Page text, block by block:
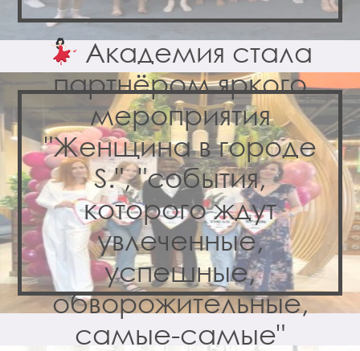
Академия стала
партнёром яркого
мероприятия
"Женщина в городе
S.", "события,
которого ждут
увлеченные,
успешные,
обворожительные,
самые-самые"